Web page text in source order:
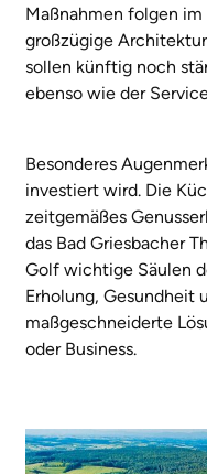
Maßnahmen folgen
großzügige
sollen künftig noch
ebenso wie der
Besonderes
investiert wird. Die
zeitgemäßes
das Bad Griesbacher
Golf wichtige Säulen
Erholung, Gesundheit
maßgeschneiderte
oder Business.